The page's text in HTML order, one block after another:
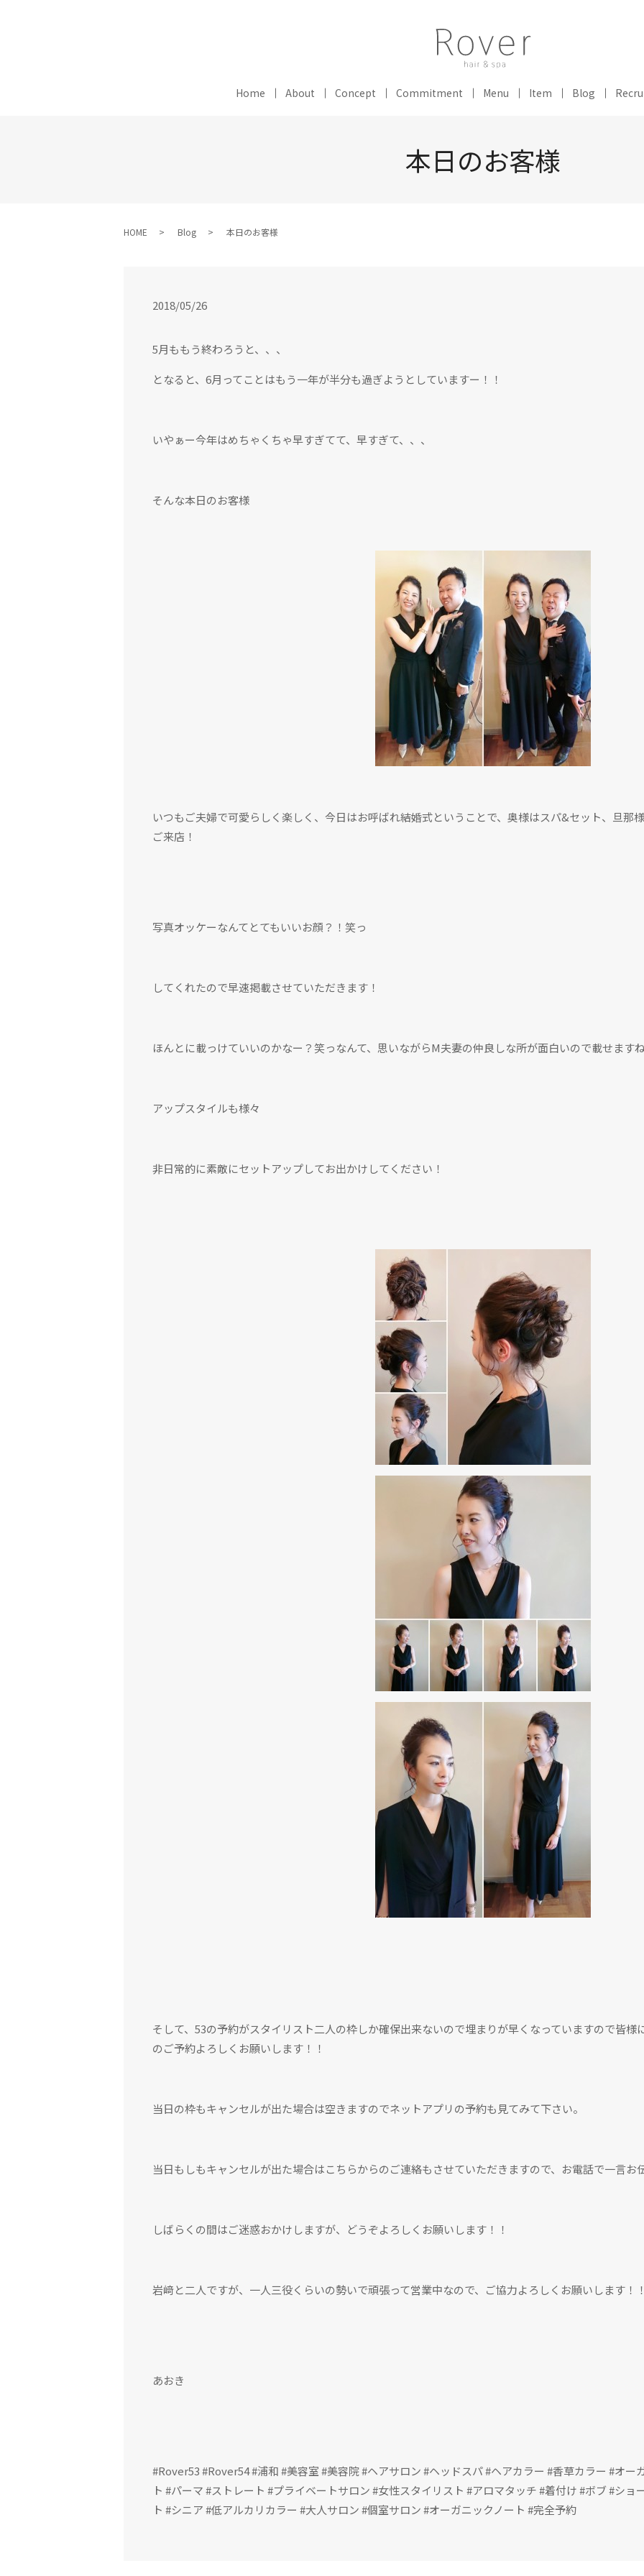
Home About Concept Commitment Menu Item Blog
本日のお客様
HOME Blog 本日のお客様
2018/05/26
5月ももう終わろうと、、、
となると、6月ってことはもう一年が半分も過ぎようとしていますー！！
いやぁー今年はめちゃくちゃ早すぎてて、早すぎて、、、
そんな本日のお客様
いつもご夫婦で可愛らしく楽しく、今日はお呼ばれ結婚式ということで、奥様はスパ&セット、旦那
ご来店！
写真オッケーなんてとてもいいお顔？！笑っ
してくれたので早速掲載させていただきます！
ほんとに載っけていいのかなー？笑っなんて、思いながらM夫妻の仲良しな所が面白いので載せます
アップスタイルも様々
非日常的に素敵にセットアップしてお出かけしてください！
そして、53の予約がスタイリスト二人の枠しか確保出来ないので埋まりが早くなっていますので皆
のご予約よろしくお願いします！！
当日の枠もキャンセルが出た場合は空きますのでネットアプリの予約も見てみて下さい。
当日もしもキャンセルが出た場合はこちらからのご連絡もさせていただきますので、お電話で一言お
しばらくの間はご迷惑おかけしますが、どうぞよろしくお願いします！！
岩﨑と二人ですが、一人三役くらいの勢いで頑張って営業中なので、ご協力よろしくお願いします！
あおき
#Rover53 #Rover54 #浦和 #美容室 #美容院 #ヘアサロン #ヘッドスパ #ヘアカラー #香草カラー #オ
ト #パーマ #ストレート #プライベートサロン #女性スタイリスト #アロマタッチ #着付け #ボブ #ショ
ト #シニア #低アルカリカラー #大人サロン #個室サロン #オーガニックノート #完全予約